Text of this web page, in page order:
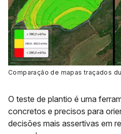
Comparação de mapas traçados
O teste de plantio é uma
concretos e precisos para
decisões mais assertivas em